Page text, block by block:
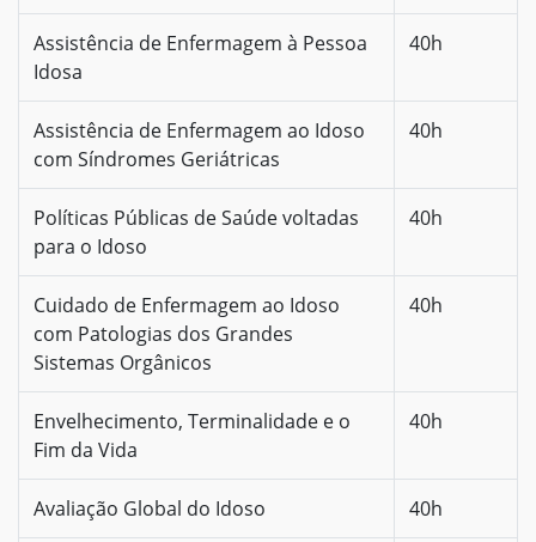
Assistência de Enfermagem à Pessoa
Idosa
40h
Assistência de Enfermagem ao Idoso
com Síndromes Geriátricas
40h
Políticas Públicas de Saúde voltadas
para o Idoso
40h
Cuidado de Enfermagem ao Idoso
com Patologias dos Grandes
Sistemas Orgânicos
40h
Envelhecimento, Terminalidade e o
Fim da Vida
40h
Avaliação Global do Idoso 40h